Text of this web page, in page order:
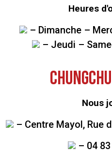
Heures
– Dimanche –
– Jeudi –
Nous
– Centre Mayol, Rue
– 04 83